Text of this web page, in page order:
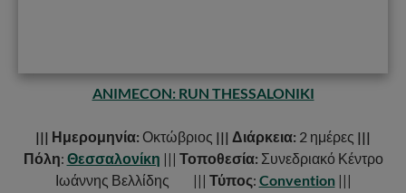
ANIMECON: RUN THESSALONIKI
||| Ημερομηνία: Οκτώβριος ||| Διάρκεια: 2 ημέρες |||
Πόλη: Θεσσαλονίκη ||| Τοποθεσία: Συνεδριακό Κέντρο
Ιωάννης Βελλίδης
||| Τύπος: Convention|||